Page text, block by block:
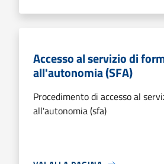
Accesso al servizio di
all'autonomia (SFA)
Procedimento di accesso al
all'autonomia (sfa)